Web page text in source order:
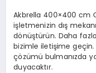
Akbrella 400×400 cm
işletmenizin dış
dönüştürün. Daha
bizimle iletişime
çözümü bulmanızda
duyacaktır.